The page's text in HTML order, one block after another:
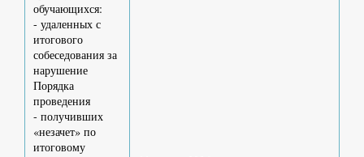
обучающихся:
- удаленных с
итогового
собеседования за
нарушение
Порядка
проведения
- получивших
«незачет» по
итоговому